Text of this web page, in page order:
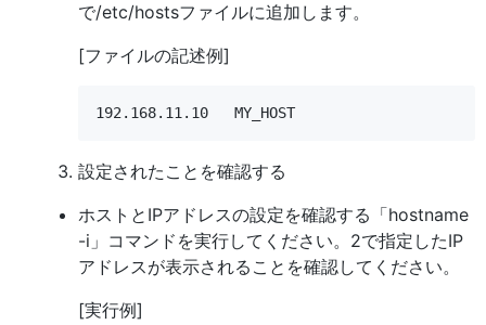
で/etc/hostsファイルに追加します。
[ファイルの記述例]
設定されたことを確認する
ホストとIPアドレスの設定を確認する「hostname
-i」コマンドを実行してください。2で指定したIP
アドレスが表示されることを確認してください。
[実行例]